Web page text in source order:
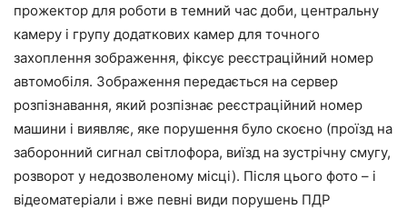
прожектор для роботи в темний час доби, центральну
камеру і групу додаткових камер для точного
захоплення зображення, фіксує реєстраційний номер
автомобіля. Зображення передається на сервер
розпізнавання, який розпізнає реєстраційний номер
машини і виявляє, яке порушення було скоєно (проїзд на
заборонний сигнал світлофора, виїзд на зустрічну смугу,
розворот у недозволеному місці). Після цього фото – і
відеоматеріали і вже певні види порушень ПДР